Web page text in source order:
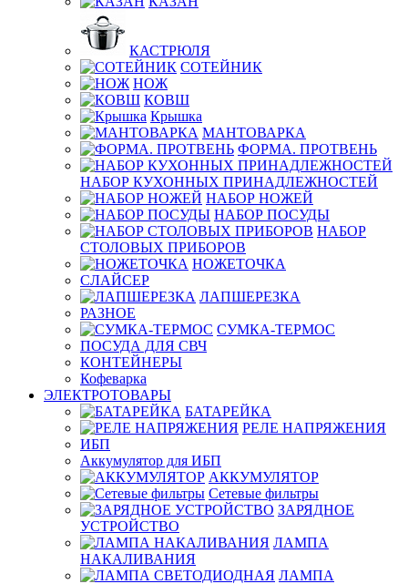
КАСТРЮЛЯ
СОТЕЙНИК
НОЖ
КОВШ
Крышка
МАНТОВАРКА
ФОРМА. ПРОТВЕНЬ
НАБОР КУХОННЫХ ПРИНАДЛЕЖНОСТЕЙ
НАБОР НОЖЕЙ
НАБОР ПОСУДЫ
НАБОР
СТОЛОВЫХ ПРИБОРОВ
НОЖЕТОЧКА
СЛАЙСЕР
ЛАПШЕРЕЗКА
РАЗНОЕ
СУМКА-ТЕРМОС
ПОСУДА ДЛЯ СВЧ
КОНТЕЙНЕРЫ
Кофеварка
ЭЛЕКТРОТОВАРЫ
БАТАРЕЙКА
РЕЛЕ НАПРЯЖЕНИЯ
ИБП
Аккумулятор для ИБП
АККУМУЛЯТОР
Сетевые фильтры
ЗАРЯДНОЕ
УСТРОЙСТВО
ЛАМПА
НАКАЛИВАНИЯ
ЛАМПА